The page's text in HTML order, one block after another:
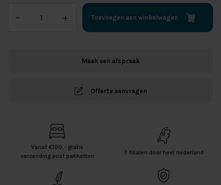
–
kanten
+ Toevoegen aan winkelwagen
Maak een afspraak
Offerte aanvragen
Vanaf €100,- gratis
verzending post pakketten
7 filialen door heel nederland